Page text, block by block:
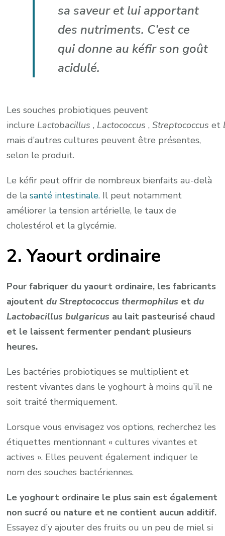
sa saveur et lui apportant
des nutriments. C’est ce
qui donne au kéfir son goût
acidulé.
Les souches probiotiques peuvent
inclure Lactobacillus , Lactococcus ,Streptococcus et
mais d’autres cultures peuvent être présentes,
selon le produit.
Le kéfir peut offrir de nombreux bienfaits au-delà
de lasanté intestinale. Il peut notamment
améliorer la tension artérielle, le taux de
cholestérol et la glycémie.
2. Yaourt ordinaire
Pour fabriquer du yaourt ordinaire, les fabricants
ajoutentdu Streptococcus thermophilus etdu
Lactobacillus bulgaricus au lait pasteurisé chaud
et le laissent fermenter pendant plusieurs
heures.
Les bactéries probiotiques se multiplient et
restent vivantes dans le yoghourt à moins qu’il ne
soit traité thermiquement.
Lorsque vous envisagez vos options, recherchez les
étiquettes mentionnant « cultures vivantes et
actives ». Elles peuvent également indiquer le
nom des souches bactériennes.
Le yoghourt ordinaire le plus sain est également
non sucré ou nature et ne contient aucun additif.
Essayez d’y ajouter des fruits ou un peu de miel si